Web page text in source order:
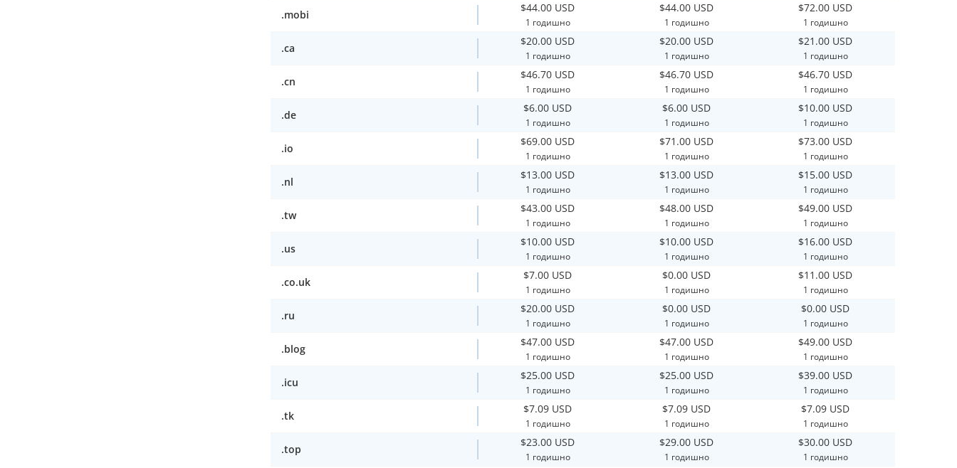
.mobi
$44.00 USD
1 годишно
$44.00 USD
1 годишно
$72.00 USD
1 годишно
.ca
$20.00 USD
1 годишно
$20.00 USD
1 годишно
$21.00 USD
1 годишно
.cn
$46.70 USD
1 годишно
$46.70 USD
1 годишно
$46.70 USD
1 годишно
.de
$6.00 USD
1 годишно
$6.00 USD
1 годишно
$10.00 USD
1 годишно
.io
$69.00 USD
1 годишно
$71.00 USD
1 годишно
$73.00 USD
1 годишно
.nl
$13.00 USD
1 годишно
$13.00 USD
1 годишно
$15.00 USD
1 годишно
.tw
$43.00 USD
1 годишно
$48.00 USD
1 годишно
$49.00 USD
1 годишно
.us
$10.00 USD
1 годишно
$10.00 USD
1 годишно
$16.00 USD
1 годишно
.co.uk
$7.00 USD
1 годишно
$0.00 USD
1 годишно
$11.00 USD
1 годишно
.ru
$20.00 USD
1 годишно
$0.00 USD
1 годишно
$0.00 USD
1 годишно
.blog
$47.00 USD
1 годишно
$47.00 USD
1 годишно
$49.00 USD
1 годишно
.icu
$25.00 USD
1 годишно
$25.00 USD
1 годишно
$39.00 USD
1 годишно
.tk
$7.09 USD
1 годишно
$7.09 USD
1 годишно
$7.09 USD
1 годишно
.top
$23.00 USD
1 годишно
$29.00 USD
1 годишно
$30.00 USD
1 годишно